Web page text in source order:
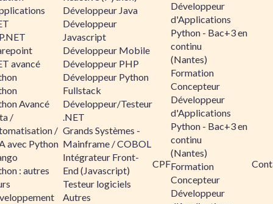
avancé
Avancé
/
/
avec Python
: autres
Développeur Java
Développeur
Javascript
Développeur Mobile
Développeur PHP
Développeur Python
Fullstack
Développeur/Testeur
.NET
Grands Systèmes -
Mainframe / COBOL
Intégrateur Front-
End (Javascript)
Testeur logiciels
Autres
CPF
Développeur
d'Applications
Python - Bac+3 en
continu
(Nantes)
Formation
Concepteur
Développeur
d'Applications
Python - Bac+3 en
continu
(Nantes)
Formation
Concepteur
Développeur